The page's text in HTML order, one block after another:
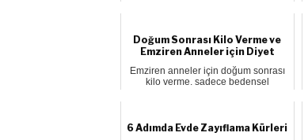
Doğum Sonrası Kilo Verme ve
Emziren Anneler için Diyet
Emziren anneler için doğum sonrası
kilo verme, sadece bedensel
6 Adımda Evde Zayıflama Kürleri